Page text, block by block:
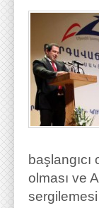
olması ve